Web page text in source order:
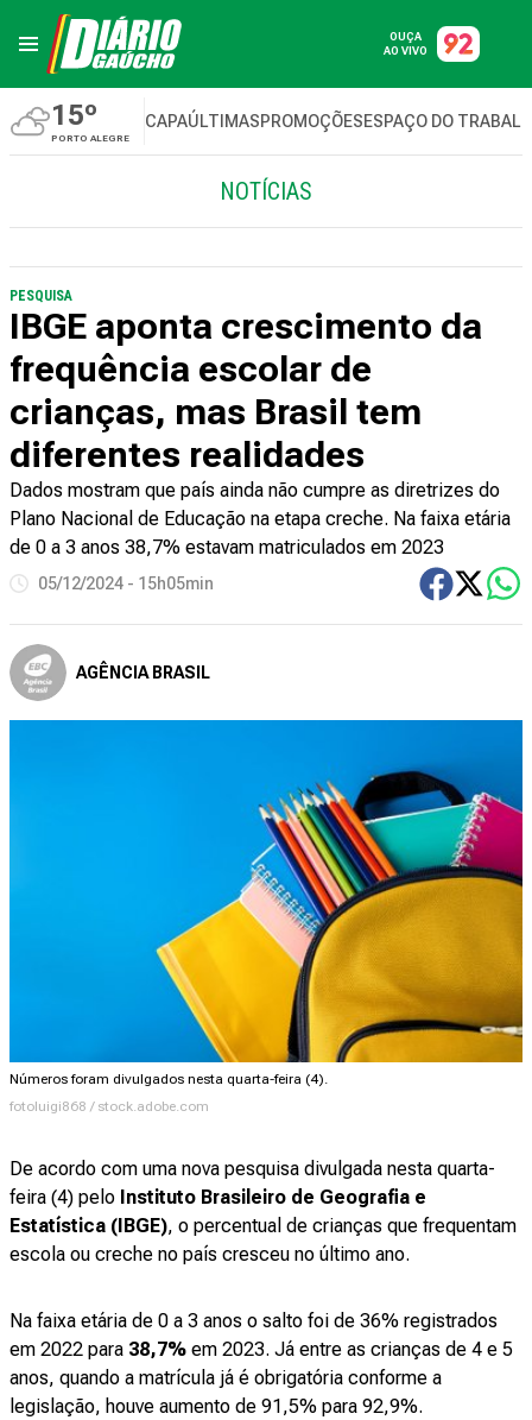
OUÇA
AO VIVO
15º
PORTO ALEGRE
CAPAÚLTIMASPROMOÇÕESESPAÇO DO
NOTÍCIAS
PESQUISA
IBGE aponta crescimento da
frequência escolar de
crianças, mas Brasil tem
diferentes realidades
Dados mostram que país ainda não cumpre as diretrizes do
Plano Nacional de Educação na etapa creche. Na faixa etária
de 0 a 3 anos 38,7% estavam matriculados em 2023
05/12/2024 - 15h05min
AGÊNCIA BRASIL
Números foram divulgados nesta quarta-feira (4).
fotoluigi868 / stock.adobe.com
De acordo com uma nova pesquisa divulgada nesta quarta-
feira (4) pelo Instituto Brasileiro de Geografia e
Estatística (IBGE), o percentual de crianças que frequentam
escola ou creche no país cresceu no último ano.
Na faixa etária de 0 a 3 anos o salto foi de 36% registrados
em 2022 para 38,7% em 2023. Já entre as crianças de 4 e 5
anos, quando a matrícula já é obrigatória conforme a
legislação, houve aumento de 91,5% para 92,9%.